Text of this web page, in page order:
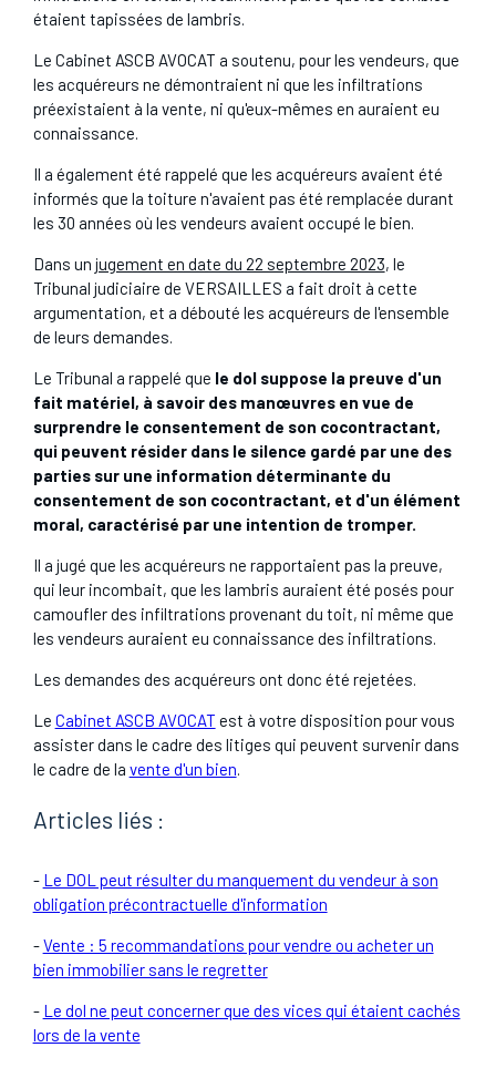
étaient tapissées de lambris.
Le Cabinet ASCB AVOCAT a soutenu, pour les vendeurs, que
les acquéreurs ne démontraient ni que les infiltrations
préexistaient à la vente, ni qu'eux-mêmes en auraient eu
connaissance.
Il a également été rappelé que les acquéreurs avaient été
informés que la toiture n'avaient pas été remplacée durant
les 30 années où les vendeurs avaient occupé le bien.
Dans un jugement en date du 22 septembre 2023, le
Tribunal judiciaire de VERSAILLES a fait droit à cette
argumentation, et a débouté les acquéreurs de l'ensemble
de leurs demandes.
Le Tribunal a rappelé que le dol suppose la preuve d'un
fait matériel, à savoir des manœuvres en vue de
surprendre le consentement de son cocontractant,
qui peuvent résider dans le silence gardé par une des
parties sur une information déterminante du
consentement de son cocontractant, et d'un élément
moral, caractérisé par une intention de tromper.
Il a jugé que les acquéreurs ne rapportaient pas la preuve,
qui leur incombait, que les lambris auraient été posés pour
camoufler des infiltrations provenant du toit, ni même que
les vendeurs auraient eu connaissance des infiltrations.
Les demandes des acquéreurs ont donc été rejetées.
Le Cabinet ASCB AVOCAT est à votre disposition pour vous
assister dans le cadre des litiges qui peuvent survenir dans
le cadre de la vente d'un bien.
Articles liés :
- Le DOL peut résulter du manquement du vendeur à son
obligation précontractuelle d'information
-Vente : 5 recommandations pour vendre ou acheter un
bien immobilier sans le regretter
- Le dol ne peut concerner que des vices qui étaient cachés
lors de la vente